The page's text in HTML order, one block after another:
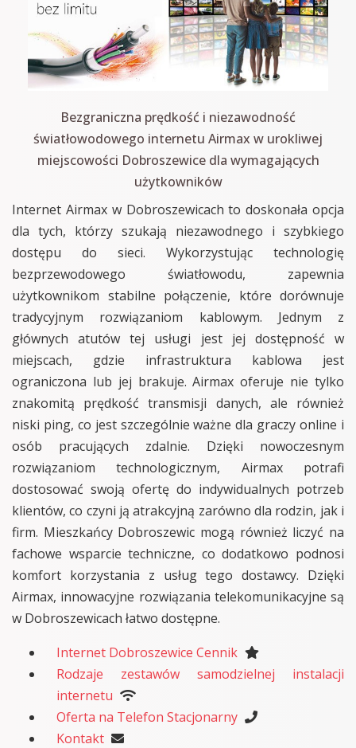
Bezgraniczna prędkość i niezawodność
światłowodowego internetu Airmax w urokliwej
miejscowości Dobroszewice dla wymagających
użytkowników
Internet Airmax w Dobroszewicach to doskonała opcja
dla tych, którzy szukają niezawodnego i szybkiego
dostępu do sieci. Wykorzystując technologię
bezprzewodowego światłowodu, zapewnia
użytkownikom stabilne połączenie, które dorównuje
tradycyjnym rozwiązaniom kablowym. Jednym z
głównych atutów tej usługi jest jej dostępność w
miejscach, gdzie infrastruktura kablowa jest
ograniczona lub jej brakuje. Airmax oferuje nie tylko
znakomitą prędkość transmisji danych, ale również
niski ping, co jest szczególnie ważne dla graczy online i
osób pracujących zdalnie. Dzięki nowoczesnym
rozwiązaniom technologicznym, Airmax potrafi
dostosować swoją ofertę do indywidualnych potrzeb
klientów, co czyni ją atrakcyjną zarówno dla rodzin, jak i
firm. Mieszkańcy Dobroszewic mogą również liczyć na
fachowe wsparcie techniczne, co dodatkowo podnosi
komfort korzystania z usług tego dostawcy. Dzięki
Airmax, innowacyjne rozwiązania telekomunikacyjne są
w Dobroszewicach łatwo dostępne.
Internet Dobroszewice Cennik
Rodzaje zestawów samodzielnej instalacji
internetu
Oferta na Telefon Stacjonarny
Kontakt